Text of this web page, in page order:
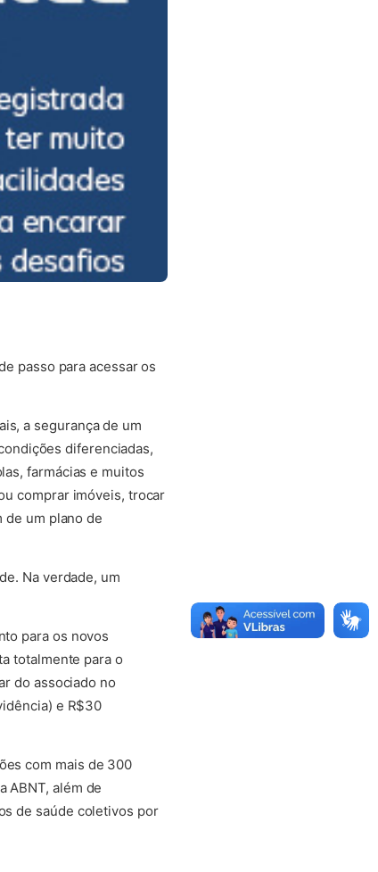
passo para acessar os
a segurança de um
diferenciadas,
farmácias e muitos
comprar imóveis, trocar
de um plano de
Na verdade, um
para os novos
totalmente para o
do associado no
e R$30
com mais de 300
ABNT, além de
de saúde coletivos por